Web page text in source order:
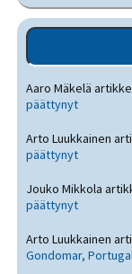
Aaro Mäkelä
päättynyt
Arto Luukkainen
päättynyt
Jouko Mikkola
päättynyt
Arto Luukkainen
Gondomar,